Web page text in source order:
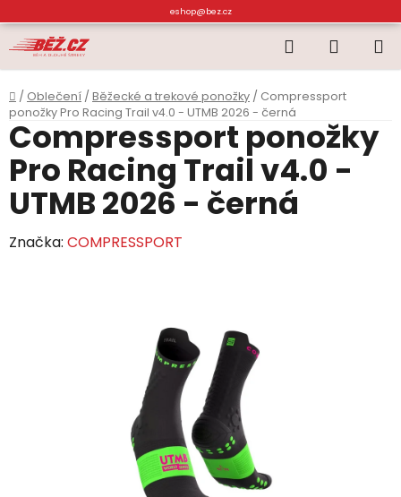
na
obsah
eshop@bez.cz
Hledat
KOŠÍK
Domů
/ Oblečení / Běžecké a trekové ponožky / Compressport
ponožky Pro Racing Trail v4.0 - UTMB 2026 - černá
Compressport ponožky
Pro Racing Trail v4.0 -
UTMB 2026 - černá
Značka: COMPRESSPORT